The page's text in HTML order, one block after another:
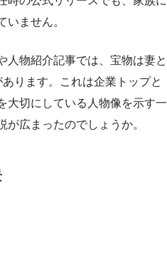
いません。
人物紹介記事では、宝物は妻と
ります。これは企業トップと
大切にしている人物像を示す一
広まったのでしょうか。